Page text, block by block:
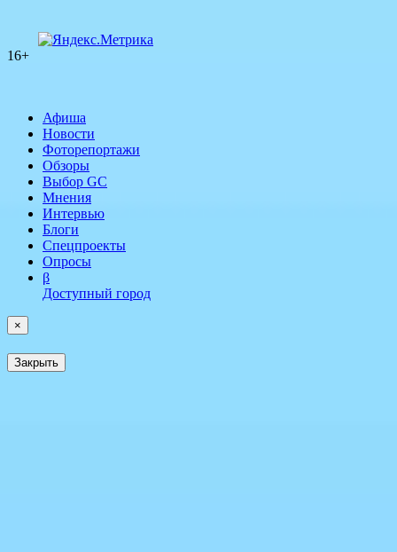
16+
Афиша
Новости
Фоторепортажи
Обзоры
Выбор GC
Мнения
Интервью
Блоги
Спецпроекты
Опросы
β
Доступный город
×
Закрыть